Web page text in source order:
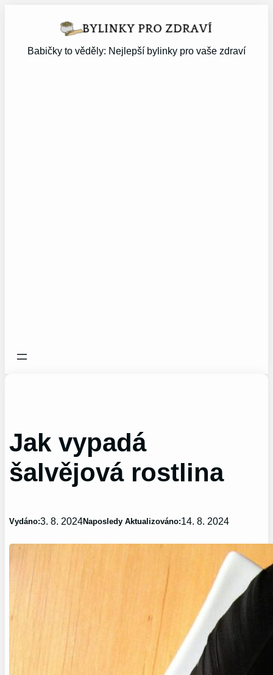
Babičky to věděly: Nejlepší bylinky pro vaše zdraví
Jak vypadá
šalvějová rostlina
Vydáno:3. 8. 2024Naposledy Aktualizováno:14. 8. 2024